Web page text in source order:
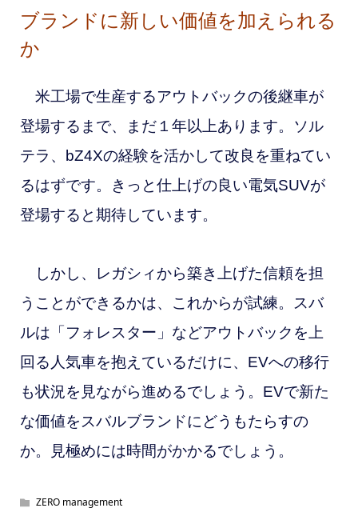
ブランドに新しい価値を加えられる
か
米工場で生産するアウトバックの後継車が
登場するまで、まだ１年以上あります。ソル
テラ、bZ4Xの経験を活かして改良を重ねてい
るはずです。きっと仕上げの良い電気SUVが
登場すると期待しています。
しかし、レガシィから築き上げた信頼を担
うことができるかは、これからが試練。スバ
ルは「フォレスター」などアウトバックを上
回る人気車を抱えているだけに、EVへの移行
も状況を見ながら進めるでしょう。EVで新た
な価値をスバルブランドにどうもたらすの
か。見極めには時間がかかるでしょう。
ZERO management